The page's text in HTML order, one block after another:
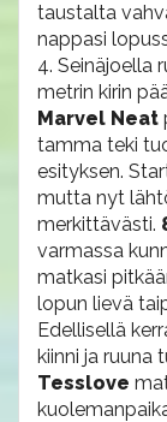
taustalta
nappasi
4. Seinäjoella
metrin kirin
Marvel Neat
tamma teki
esityksen.
mutta nyt
merkittävästi.
varmassa
matkasi
lopun lievä
Edellisellä
kiinni ja ruuna
Tesslove